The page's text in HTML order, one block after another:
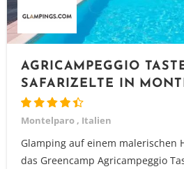
AGRICAMPEGGIO
SAFARIZELTE IN
Montelparo , Italien
Glamping auf einem malerischen
das Greencamp Agricampeggio